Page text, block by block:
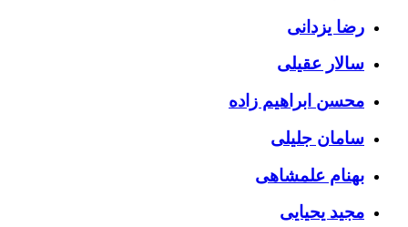
رضا یزدانی
سالار عقیلی
محسن ابراهیم زاده
سامان جلیلی
بهنام علمشاهی
مجید یحیایی